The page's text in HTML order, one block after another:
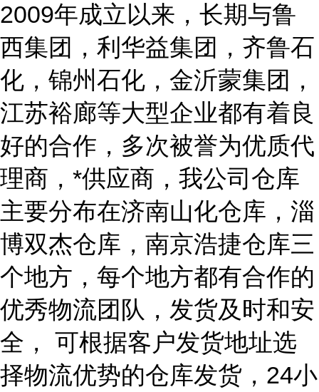
2009年成立以来，长期与鲁
西集团，利华益集团，齐鲁石
化，锦州石化，金沂蒙集团，
江苏裕廊等大型企业都有着良
好的合作，多次被誉为优质代
理商，*供应商，我公司仓库
主要分布在济南山化仓库，淄
博双杰仓库，南京浩捷仓库三
个地方，每个地方都有合作的
优秀物流团队，发货及时和安
全， 可根据客户发货地址选
择物流优势的仓库发货，24小